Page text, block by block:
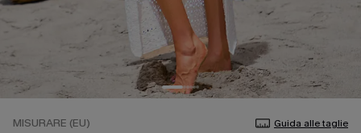
MISURARE (EU) Guida alle taglie